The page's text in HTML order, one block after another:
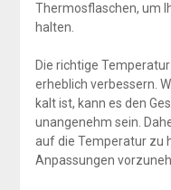
Thermosflaschen, um
halten.
Die richtige
erheblich verbessern.
kalt ist, kann es den
unangenehm sein.
auf die Temperatur zu
Anpassungen